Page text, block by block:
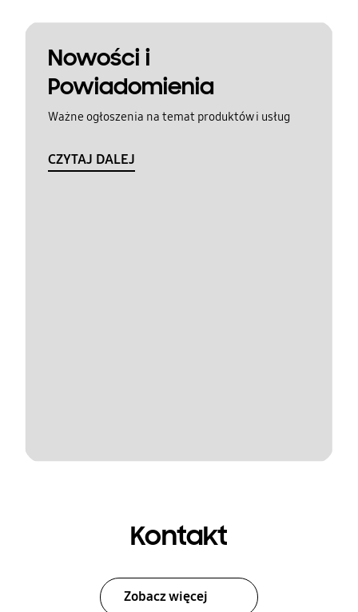
Nowości i
Powiadomienia
Ważne ogłoszenia na temat produktów i usług
CZYTAJ DALEJ
Kontakt
Zobacz więcej